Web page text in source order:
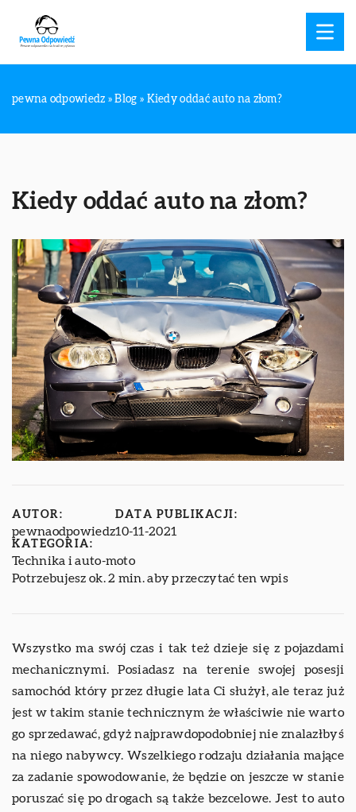
pewna odpowiedz »Blog » Kiedy oddać auto na złom?
Kiedy oddać auto na złom?
AUTOR:
pewnaodpowiedz
DATA PUBLIKACJI:
10-11-2021
KATEGORIA:
Technika i auto-moto
Potrzebujesz ok. 2 min. aby przeczytać ten wpis
Wszystko ma swój czas i tak też dzieje się z pojazdami
mechanicznymi. Posiadasz na terenie swojej posesji
samochód który przez długie lata Ci służył, ale teraz już
jest w takim stanie technicznym że właściwie nie warto
go sprzedawać, gdyż najprawdopodobniej nie znalazłbyś
na niego nabywcy. Wszelkiego rodzaju działania mające
za zadanie spowodowanie, że będzie on jeszcze w stanie
poruszać się po drogach są także bezcelowe. Jest to auto